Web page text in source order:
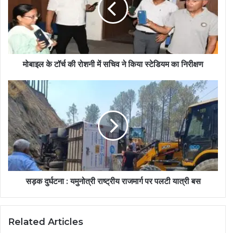
मोबाइल के टॉर्च की रोशनी में सचिव ने किया स्टेडियम का निरीक्षण
सड़क दुर्घटना : यमुनोत्री राष्ट्रीय राजमार्ग पर पलटी यात्री बस
Related Articles